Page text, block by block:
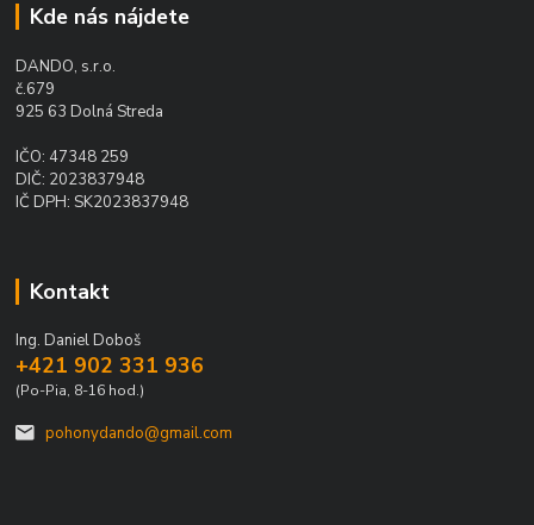
Kde nás nájdete
DANDO, s.r.o.
č.679
925 63 Dolná Streda
IČO: 47348 259
DIČ: 2023837948
IČ DPH: SK2023837948
Kontakt
Ing. Daniel Doboš
+421 902 331 936
(Po-Pia, 8-16 hod.)
pohonydando@gmail.com